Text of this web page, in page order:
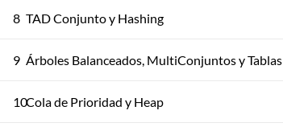
8 TAD Conjunto y Hashing
9 Árboles Balanceados, MultiConjuntos y Tablas
10Cola de Prioridad y Heap